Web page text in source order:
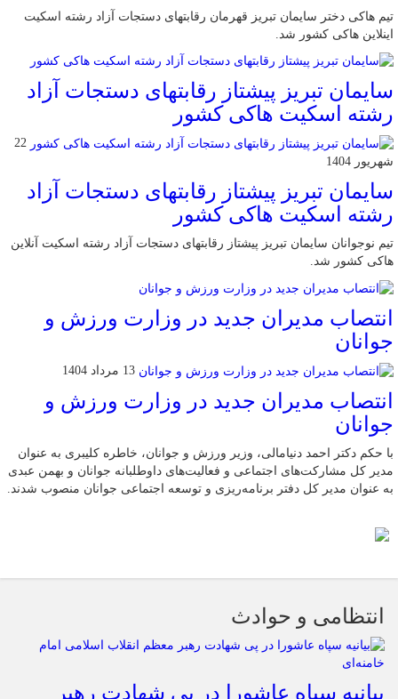
تیم هاکی دختر سایمان تبریز قهرمان رقابتهای دستجات آزاد رشته اسکیت
اینلاین هاکی کشور شد.
سایمان تبریز پیشتاز رقابتهای دستجات آزاد
رشته اسکیت هاکی کشور
22
شهریور 1404
سایمان تبریز پیشتاز رقابتهای دستجات آزاد
رشته اسکیت هاکی کشور
تیم نوجوانان سایمان تبریز پیشتاز رقابتهای دستجات آزاد رشته اسکیت آنلاین
هاکی کشور شد.
انتصاب مدیران جدید در وزارت ورزش و
جوانان
13 مرداد 1404
انتصاب مدیران جدید در وزارت ورزش و
جوانان
با حکم دکتر احمد دنیامالی، وزیر ورزش و جوانان، خاطره کلیبری به عنوان
مدیر کل مشارکت‌های اجتماعی و فعالیت‌های داوطلبانه جوانان و بهمن عبدی
به عنوان مدیر کل دفتر برنامه‌ریزی و توسعه اجتماعی جوانان منصوب شدند.
انتظامی و حوادث
بیانیه سپاه عاشورا در پی شهادت رهبر